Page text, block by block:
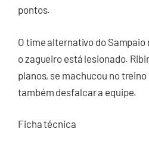
pontos.
O time alternativo do Sampaio
o zagueiro está lesionado.
planos, se machucou no
também desfalcar a equipe.
Ficha técnica